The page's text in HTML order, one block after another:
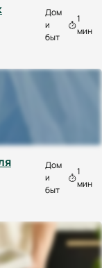
Дом
и
быт
1
мин
Дом
и
быт
1
мин